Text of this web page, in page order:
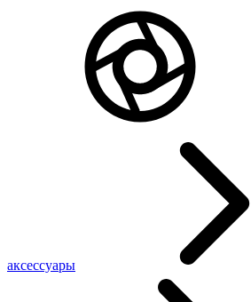
аксессуары